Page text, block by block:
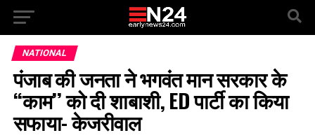
NATIONAL
पंजाब की जनता ने भगवंत मान सरकार के
‘‘काम’’ को दी शाबाशी, ED पार्टी का किया
सफाया- केजरीवाल